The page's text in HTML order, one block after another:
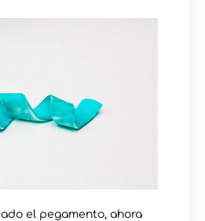
el pegamento, ahora